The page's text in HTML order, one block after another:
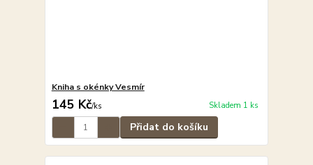
Kniha s okénky Vesmír
145 Kč/ks Skladem 1 ks
Přidat do košíku